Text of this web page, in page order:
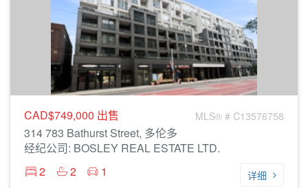
CAD$749,000 出售 MLS® # C13576758
314 783 Bathurst Street, 多伦多
经纪公司: BOSLEY REAL ESTATE LTD.
2
2 1 详细